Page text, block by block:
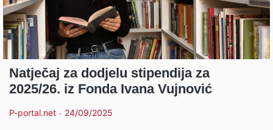
Natječaj za dodjelu stipendija za
2025/26. iz Fonda Ivana Vujnović
P-portal.net 24/09/2025